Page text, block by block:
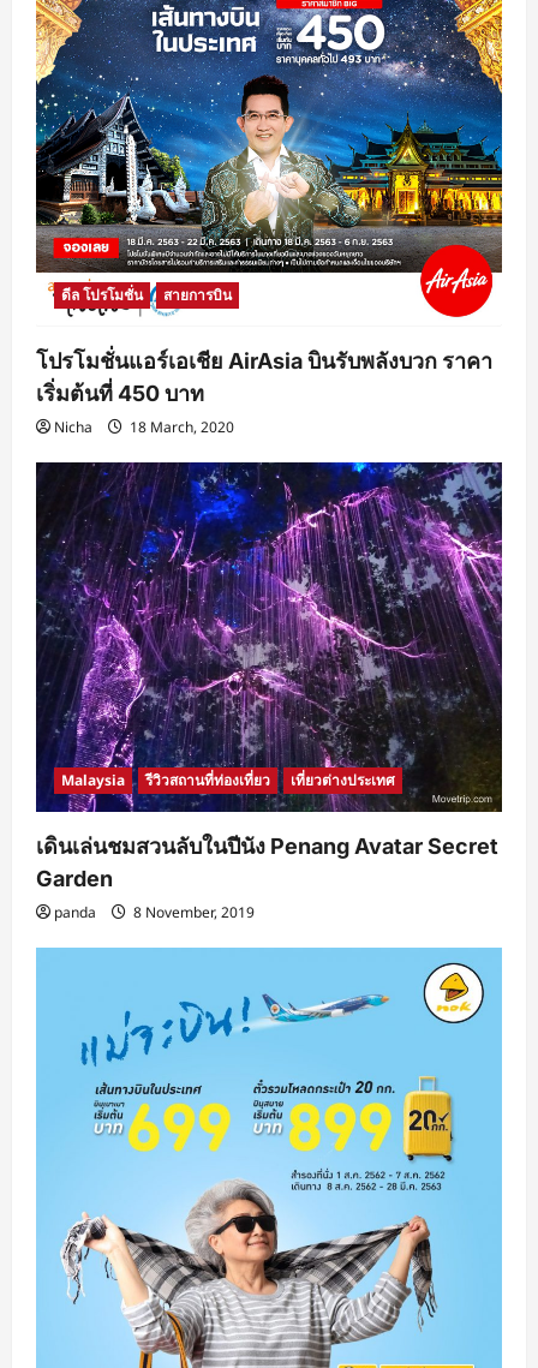
ดีล โปรโมชั่น สายการบิน
โปรโมชั่นแอร์เอเชีย AirAsia บินรับพลังบวก ราคา
เริ่มต้นที่ 450 บาท
Nicha 18 March, 2020
Malaysia รีวิวสถานที่ท่องเที่ยว เที่ยวต่างประเทศ
เดินเล่นชมสวนลับในปีนัง Penang Avatar Secret
Garden
panda 8 November, 2019